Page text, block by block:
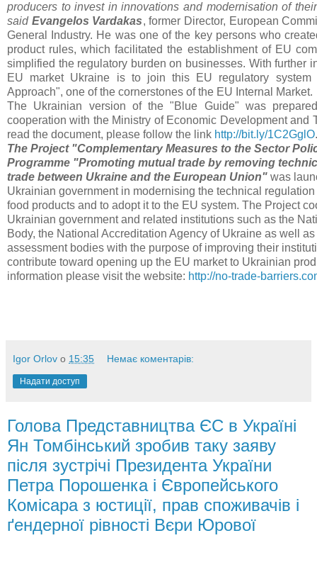
producers to invest in innovations and modernisation of
said Evangelos Vardakas, former Director, European
General Industry. He was one of the key persons who
product rules, which facilitated the establishment of EU
simplified the regulatory burden on businesses. With further
EU market Ukraine is to join this EU regulatory
Approach", one of the cornerstones of the EU Internal Market.
The Ukrainian version of the "Blue Guide" was
cooperation with the Ministry of Economic Development and
read the document, please follow the link http://bit.ly/1C2GglO.
The Project "Complementary Measures to the Sector
Programme "Promoting mutual trade by removing
trade between Ukraine and the European Union" was
Ukrainian government in modernising the technical
food products and to adopt it to the EU system. The Project
Ukrainian government and related institutions such as the
Body, the National Accreditation Agency of Ukraine as well
assessment bodies with the purpose of improving their
contribute toward opening up the EU market to Ukrainian
information please visit the website: http://no-trade-
Igor Orlov о 15:35 Немає коментарів:
Надати доступ
Голова Представництва ЄС в Україні
Ян Томбінський зробив таку заяву
після зустрічі Президента України
Петра Порошенка і Європейського
Комісара з юстиції, прав споживачів і
ґендерної рівності Вєри Юрової